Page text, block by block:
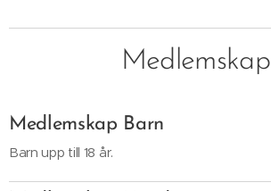
Medlemskap
Medlemskap Barn
Barn upp till 18 år.